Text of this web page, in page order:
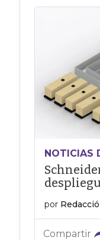
NOTICIAS
por
Compartir